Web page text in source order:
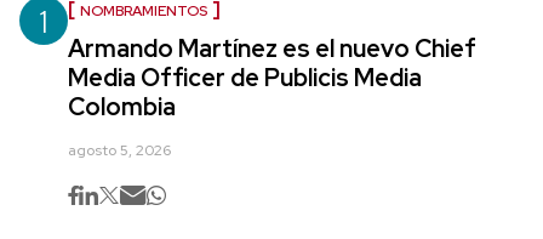
1 NOMBRAMIENTOS
Armando Martínez es el nuevo Chief
Media Officer de Publicis Media
Colombia
agosto 5, 2026